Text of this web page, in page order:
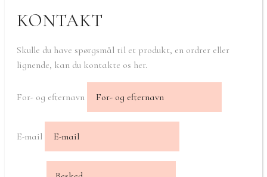
KONTAKT
Skulle du have spørgsmål til et produkt, en ordrer eller
lignende, kan du kontakte os her.
For- og efternavn
E-mail